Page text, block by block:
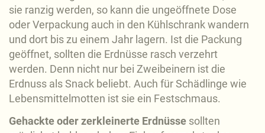
sie ranzig werden, so kann die ungeöffnete Dose
oder Verpackung auch in den Kühlschrank wandern
und dort bis zu einem Jahr lagern. Ist die Packung
geöffnet, sollten die Erdnüsse rasch verzehrt
werden. Denn nicht nur bei Zweibeinern ist die
Erdnuss als Snack beliebt. Auch für Schädlinge wie
Lebensmittelmotten ist sie ein Festschmaus.
Gehackte oder zerkleinerte Erdnüsse sollten